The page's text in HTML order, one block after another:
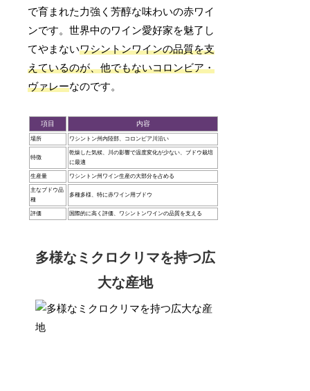
で育まれた力強く芳醇な味わいの赤ワイ
ンです。世界中のワイン愛好家を魅了し
てやまないワシントンワインの品質を支
えているのが、他でもないコロンビア・
ヴァレーなのです。
項目 内容
場所 ワシントン州内陸部、コロンビア川沿い
特徴
乾燥した気候、川の影響で温度変化が少ない、ブドウ栽培
に最適
生産量 ワシントン州ワイン生産の大部分を占める
主なブドウ品
種
多種多様、特に赤ワイン用ブドウ
評価 国際的に高く評価、ワシントンワインの品質を支える
多様なミクロクリマを持つ広
大な産地